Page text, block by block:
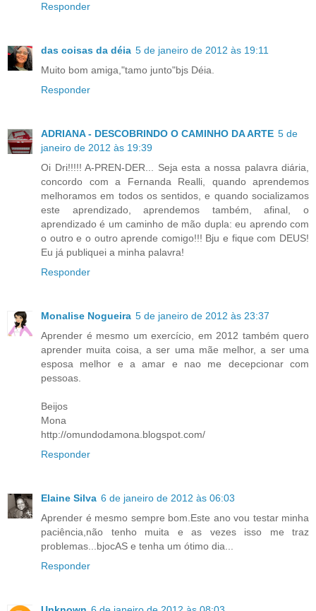
Responder
das coisas da déia 5 de janeiro de 2012 às 19:11
Muito bom amiga,"tamo junto"bjs Déia.
Responder
ADRIANA - DESCOBRINDO O CAMINHO DA ARTE 5 de
janeiro de 2012 às 19:39
Oi Dri!!!!! A-PREN-DER... Seja esta a nossa palavra diária,
concordo com a Fernanda Realli, quando aprendemos
melhoramos em todos os sentidos, e quando socializamos
este aprendizado, aprendemos também, afinal, o
aprendizado é um caminho de mão dupla: eu aprendo com
o outro e o outro aprende comigo!!! Bju e fique com DEUS!
Eu já publiquei a minha palavra!
Responder
Monalise Nogueira 5 de janeiro de 2012 às 23:37
Aprender é mesmo um exercício, em 2012 também quero
aprender muita coisa, a ser uma mãe melhor, a ser uma
esposa melhor e a amar e nao me decepcionar com
pessoas.
Beijos
Mona
http://omundodamona.blogspot.com/
Responder
Elaine Silva 6 de janeiro de 2012 às 06:03
Aprender é mesmo sempre bom.Este ano vou testar minha
paciência,não tenho muita e as vezes isso me traz
problemas...bjocAS e tenha um ótimo dia...
Responder